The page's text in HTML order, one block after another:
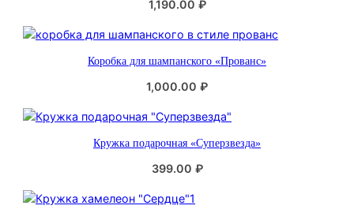
1,190.00 ₽
Коробка для шампанского «Прованс»
1,000.00 ₽
Кружка подарочная «Суперзвезда»
399.00 ₽